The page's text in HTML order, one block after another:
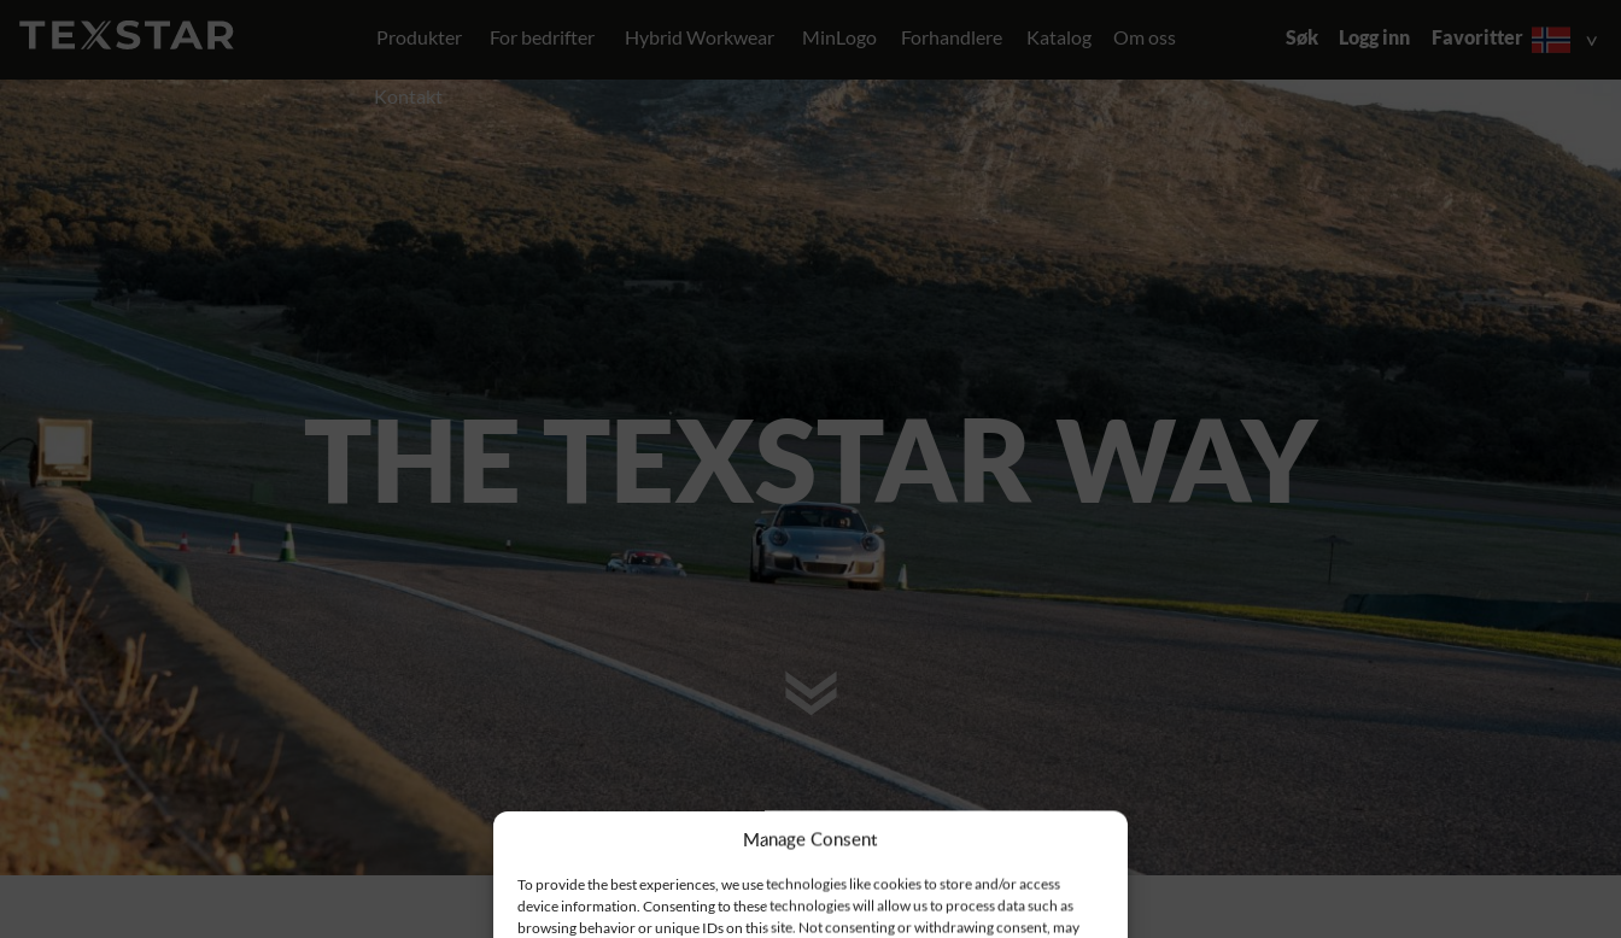
Manage Consent
To provide the best experiences, we use technologies like cookies to store and/or access
device information. Consenting to these technologies will allow us to process data such as
browsing behavior or unique IDs on this site. Not consenting or withdrawing consent, may
Produkter For bedrifter Hybrid Workwear MinLogo Forhandlere Katalog Om oss
Kontakt
Søk Logg inn Favoritter
THE TEXSTAR WAY